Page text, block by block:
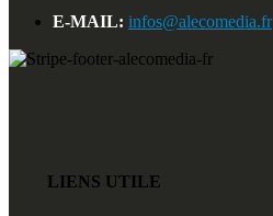
E-MAIL: infos@alecomedia.fr
LIENS UTILE